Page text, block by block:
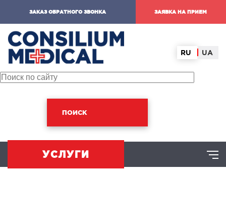
ЗАКАЗ ОБРАТНОГО ЗВОНКА ЗАЯВКА НА ПРИЕМ
RU UA
ПОИСК
УСЛУГИ